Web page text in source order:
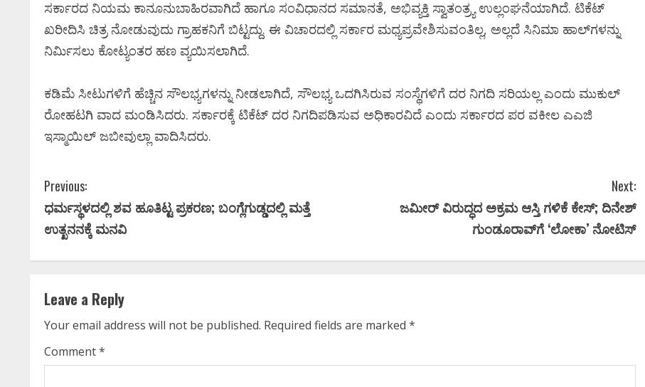
ಸರ್ಕಾರದ ನಿಯಮ ಕಾನೂನುಬಾಹಿರವಾಗಿದೆ ಹಾಗೂ ಸಂವಿಧಾನದ ಸಮಾನತೆ, ಅಭಿವ್ಯಕ್ತಿ ಸ್ವಾತಂತ್ರ್ಯ ಉಲ್ಲಂಘನೆಯಾಗಿದೆ. ಟಿಕೆಟ್
ಖರೀದಿಸಿ ಚಿತ್ರ ನೋಡುವುದು ಗ್ರಾಹಕನಿಗೆ ಬಿಟ್ಟದ್ದು. ಈ ವಿಚಾರದಲ್ಲಿ ಸರ್ಕಾರ ಮಧ್ಯಪ್ರವೇಶಿಸುವಂತಿಲ್ಲ, ಅಲ್ಲದೆ ಸಿನಿಮಾ ಹಾಲ್​ಗಳನ್ನು
ನಿರ್ಮಿಸಲು ಕೋಟ್ಯಂತರ ಹಣ ವ್ಯಯಿಸಲಾಗಿದೆ.
ಕಡಿಮೆ ಸೀಟುಗಳಿಗೆ ಹೆಚ್ಚಿನ ಸೌಲಭ್ಯಗಳನ್ನು ನೀಡಲಾಗಿದೆ, ಸೌಲಭ್ಯ ಒದಗಿಸಿರುವ ಸಂಸ್ಥೆಗಳಿಗೆ ದರ ನಿಗದಿ ಸರಿಯಲ್ಲ ಎಂದು ಮುಕುಲ್
ರೋಹಟಗಿ ವಾದ ಮಂಡಿಸಿದರು. ಸರ್ಕಾರಕ್ಕೆ ಟಿಕೆಟ್ ದರ ನಿಗದಿಪಡಿಸುವ ಅಧಿಕಾರವಿದೆ ಎಂದು ಸರ್ಕಾರದ ಪರ ವಕೀಲ ಎಎಜಿ
ಇಸ್ಮಾಯಿಲ್ ಜಬೀವುಲ್ಲಾ ವಾದಿಸಿದರು.
C
o
i
n
u
Previous:
ಧರ್ಮಸ್ಥಳದಲ್ಲಿ ಶವ ಹೂತಿಟ್ಟ ಪ್ರಕರಣ; ಬಂಗ್ಲೆಗುಡ್ಡದಲ್ಲಿ ಮತ್ತೆ
ಉತ್ಖನನಕ್ಕೆ ಮನವಿ
Next:
ಜಮೀರ್‌ ವಿರುದ್ಧದ ಅಕ್ರಮ ಆಸ್ತಿ ಗಳಿಕೆ ಕೇಸ್; ದಿನೇಶ್‌
ಗುಂಡೂರಾವ್‌ಗೆ ‘ಲೋಕಾ’ ನೋಟಿಸ್‌
Leave a Reply
Your email address will not be published. Required fields are marked *
Comment*